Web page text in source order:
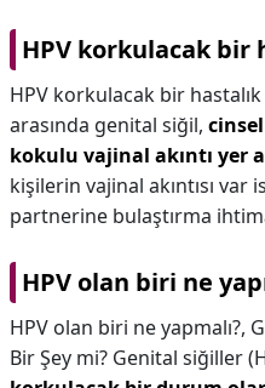
HPV korkulacak bir
HPV korkulacak bir hastalık
arasında genital siğil,
kokulu vajinal akıntı yer
kişilerin vajinal akıntısı var
partnerine bulaştırma
HPV olan biri ne
HPV olan biri ne yapmalı?,
Bir Şey mi? Genital siğiller